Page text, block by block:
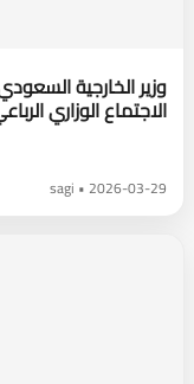
وزير الخارجية
الاجتماع الوزاري
2026-03-29 • sagi